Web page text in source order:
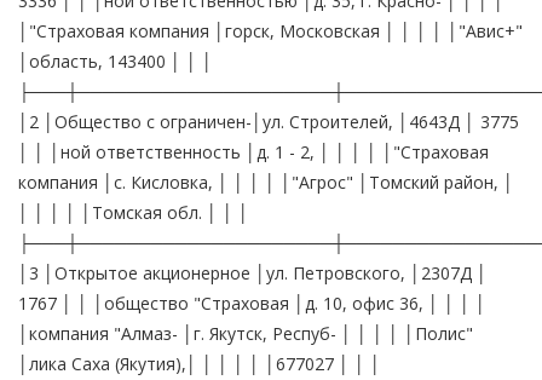
│"Страховая компания │горск, Московская │ │ │ │ │"Авис+"
│область, 143400 │ │ │
│2 │Общество с ограничен-│ул. Строителей, │4643Д │ 3775
│ │ │ной ответственность │д. 1 - 2, │ │ │ │ │"Страховая
компания │с. Кисловка, │ │ │ │ │"Агрос" │Томский район, │
│ │ │ │ │Томская обл. │ │ │
│3 │Открытое акционерное │ул. Петровского, │2307Д │
1767 │ │ │общество "Страховая │д. 10, офис 36, │ │ │ │
│компания "Алмаз- │г. Якутск, Респуб- │ │ │ │ │Полис"
│лика Саха (Якутия),│ │ │ │ │ │677027 │ │ │